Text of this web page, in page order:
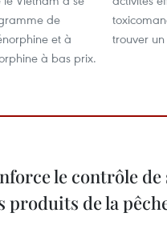
de
et à
à bas prix.
trouver
le contrôle de
produits de la